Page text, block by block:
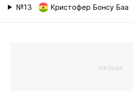
№13 Кристофер Бонсу Баа
РЕКЛАМА